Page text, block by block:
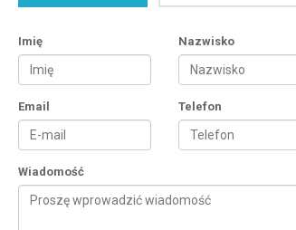
Imię Nazwisko
Email Telefon
Wiadomość